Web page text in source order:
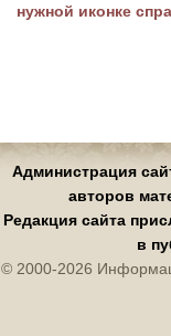
нужной иконке
Администрация
авторов
Редакция сайта
в
© 2000-2026